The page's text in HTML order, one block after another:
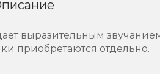
выразительным
приобретаются отдельно.